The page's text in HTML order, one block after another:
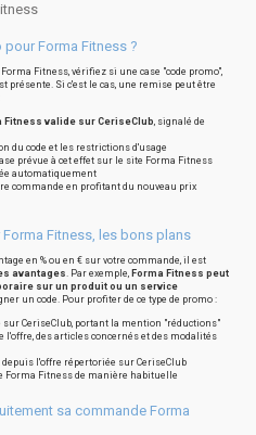
Forma Fitness ?
Fitness, vérifiez si une case "code promo",
présente. Si c'est le cas, une remise peut être
Fitness valide sur CeriseClub, signalé de
du code et les restrictions d'usage
prévue à cet effet sur le site Forma Fitness
automatiquement
commande en profitant du nouveau prix
Fitness, les bons plans
en % ou en € sur votre commande, il est
avantages. Par exemple, Forma Fitness peut
sur un produit ou un service
un code. Pour profiter de ce type de promo :
CeriseClub, portant la mention "réductions"
l'offre, des articles concernés et des modalités
l'offre répertoriée sur CeriseClub
Forma Fitness de manière habituelle
sa commande Forma